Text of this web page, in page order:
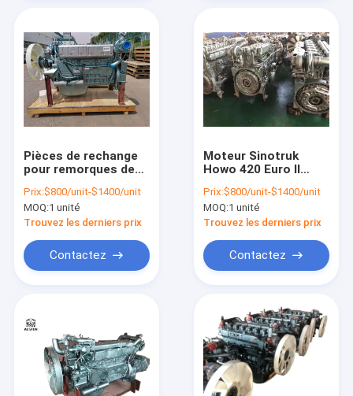
Pièces de rechange
pour remorques de
de camion Sinotruk
Howo d'occasion
Prix:$800/unit-$1400/unit
MOQ:1 unité
Trouvez les derniers prix
Contactez
Moteur Sinotruk
Howo 420 Euro II
Prix:$800/unit-$1400/unit
MOQ:1 unité
Trouvez les derniers prix
Contactez